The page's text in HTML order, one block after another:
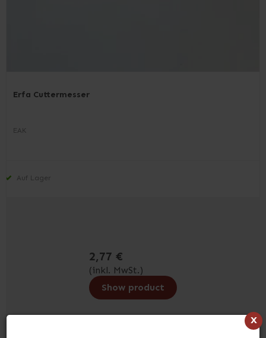
x
Erfa Cuttermesser
EAK
Auf Lager
2,77 €
(inkl. MwSt.)
Show product